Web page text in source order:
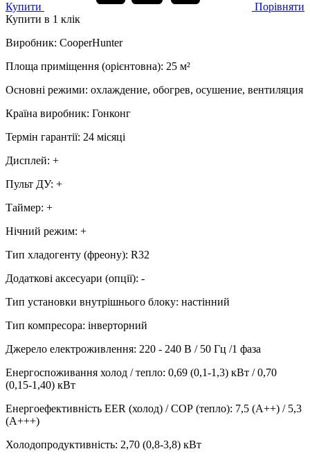
Купити
Порівняти
Купити в 1 клік
Виробник: CooperHunter
Площа приміщення (орієнтовна): 25 м²
Основні режими: охлаждение, обогрев, осушение, вентиляция
Країна виробник: Гонконг
Термін гарантії: 24 місяці
Дисплей: +
Пульт ДУ: +
Таймер: +
Нічний режим: +
Тип хладогенту (фреону): R32
Додаткові аксесуари (опції): -
Тип установки внутрішнього блоку: настінний
Тип компресора: інверторний
Джерело електроживлення: 220 - 240 В / 50 Гц /1 фаза
Енергоспоживання холод / тепло: 0,69 (0,1-1,3) кВт / 0,70
(0,15-1,40) кВт
Енергоефективність EER (холод) / СОР (тепло): 7,5 (А++) / 5,3
(А+++)
Холодопродуктивність: 2,70 (0,8-3,8) кВт